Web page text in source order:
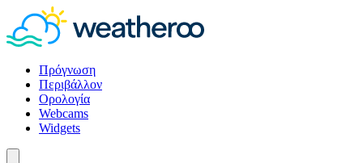
Πρόγνωση
Περιβάλλον
Ορολογία
Webcams
Widgets